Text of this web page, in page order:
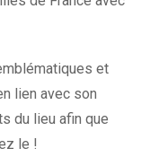
et
lien avec son
du lieu afin que
le !